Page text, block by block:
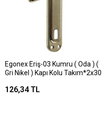
Egonex Eriş-03 Kumru ( Oda ) (
Gri Nikel ) Kapı Kolu Takım*2x30
126,34 TL